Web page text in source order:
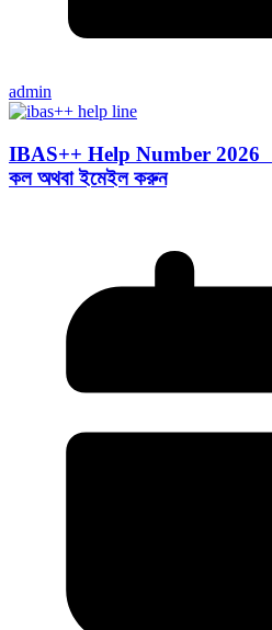
admin
IBAS++ Help Number 2026 ।
কল অথবা ইমেইল করুন